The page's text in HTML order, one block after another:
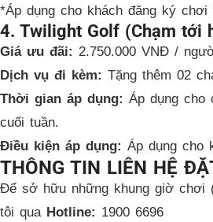
*Áp dụng cho khách đăng ký
4. Twilight Golf (Chạm tới
Giá ưu đãi: 2.750.000 VNĐ /
Dịch vụ đi kèm: Tặng thêm 02
Thời gian áp dụng: Áp dụng cho
cuối tuần.
Điều kiện áp dụng: Áp dụng cho
THÔNG TIN LIÊN HỆ
Để sở hữu những khung giờ chơi
tôi qua Hotline: 1900 6696